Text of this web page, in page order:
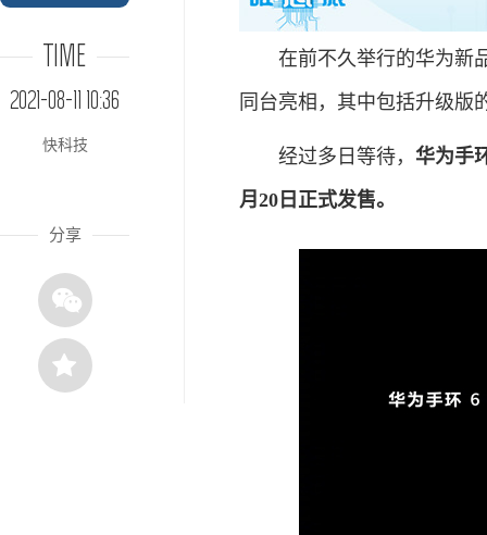
TIME
2021-08-11 10:36
快科技
分享
在前不久举行的华为新品
同台亮相，其中包括升级版
经过多日等待， 华为手
月20日正式发售。